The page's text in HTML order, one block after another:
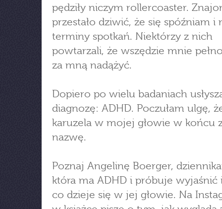
pędziły niczym rollercoaster.
przestało dziwić, że się spóźniam i
terminy spotkań. Niektórzy z nich
powtarzali, że wszędzie mnie
za mną nadążyć.
Dopiero po wielu badaniach
diagnozę: ADHD. Poczułam ulgę,
karuzela w mojej głowie w końcu
nazwę.
Poznaj Angelinę Boerger,
która ma ADHD i próbuje wyjaśnić
co dzieje się w jej głowie. Na